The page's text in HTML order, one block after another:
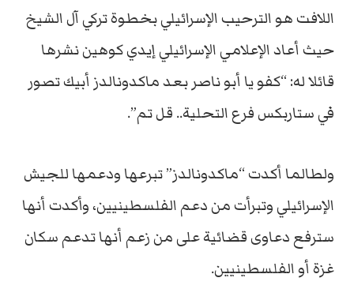
اللافت هو الترحيب الإسرائيلي بخطوة تركي آل الشيخ
حيث أعاد الإعلامي الإسرائيلي إيدي كوهين نشرها
قائلا له: “كفو يا أبو ناصر بعد ماكدونالدز أبيك تصور
في ستاربكس فرع التحلية.. قل تم”.
ولطالما أكدت “ماكدونالدز” تبرعها ودعمها للجيش
الإسرائيلي وتبرأت من دعم الفلسطينيين، وأكدت أنها
سترفع دعاوى قضائية على من زعم أنها تدعم سكان
غزة أو الفلسطينيين.